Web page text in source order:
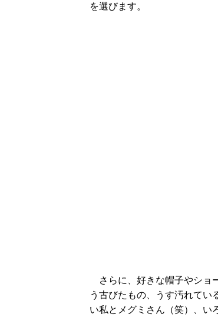
を選びます。
さらに、好きな帽子やショ
う古びたもの、うす汚れてい
い私とメグミさん（笑）、い